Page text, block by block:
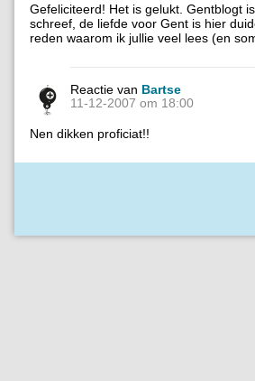
Gefeliciteerd! Het is gelukt. Gentblogt
schreef, de liefde voor Gent is hier
reden waarom ik jullie veel lees (en
Reactie van Bartse
11-12-2007 om 18:00
Nen dikken proficiat!!